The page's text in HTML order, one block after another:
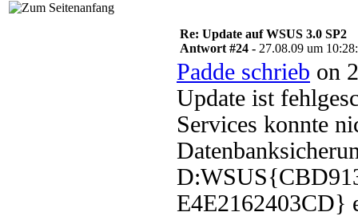
Re: Update auf WSUS 3.0 SP2
Antwort #24 - 27.08.09 um
Padde schrieb on
Update ist
Services konnte
E4E2162403CD}